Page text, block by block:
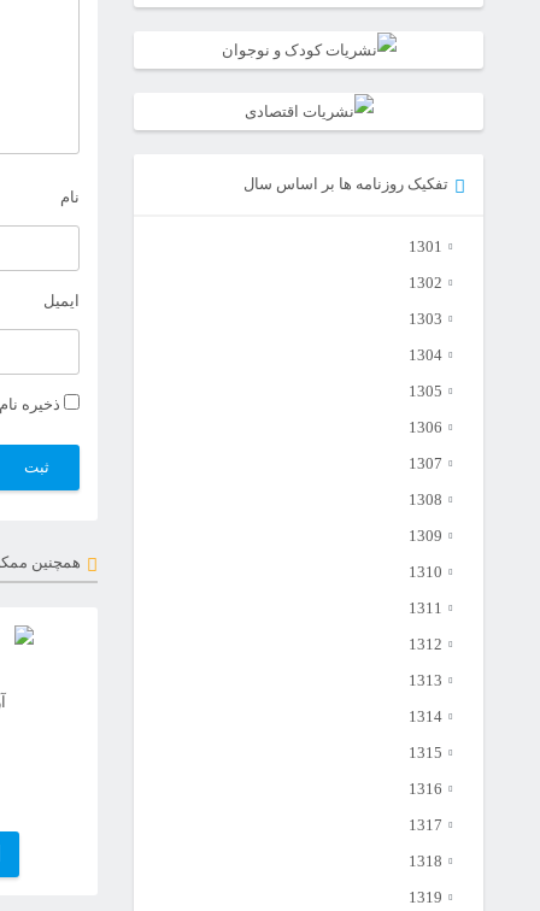
نام
ایمیل
ذخیره
همچنین
تفکیک روزنامه ها بر اساس سال
1301
1302
1303
1304
1305
1306
1307
1308
1309
1310
1311
1312
1313
1314
1315
1316
1317
1318
1319